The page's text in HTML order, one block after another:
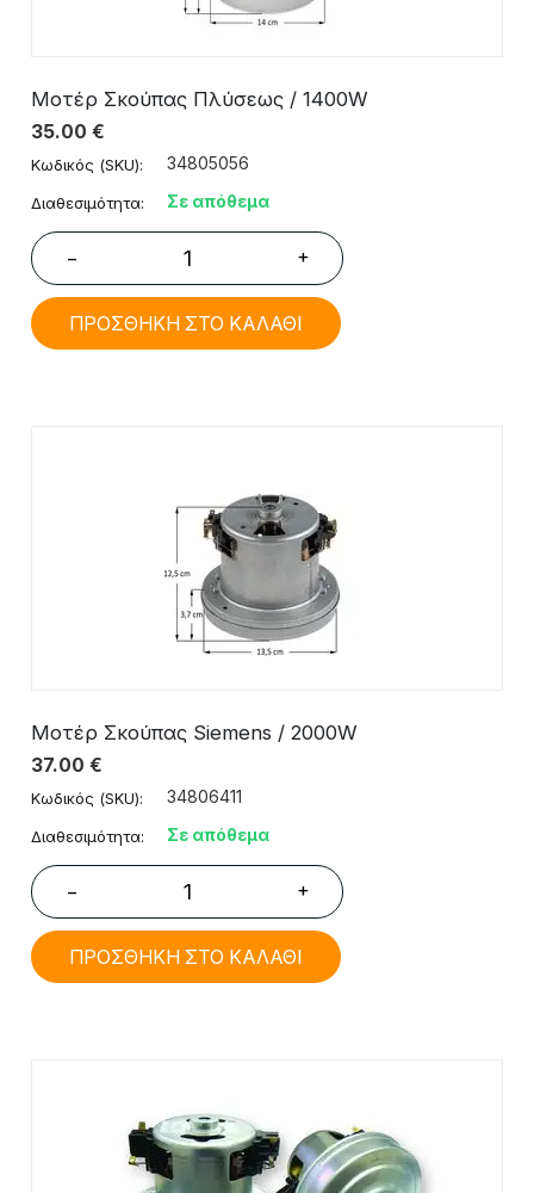
Μοτέρ Σκούπας Πλύσεως / 1400W
35.00 €
Κωδικός (SKU): 34805056
Διαθεσιμότητα: Σε απόθεμα
− +
ΠΡΟΣΘΗΚΗ ΣΤΟ ΚΑΛΑΘΙ
Μοτέρ Σκούπας Siemens / 2000W
37.00 €
Κωδικός (SKU): 34806411
Διαθεσιμότητα: Σε απόθεμα
− +
ΠΡΟΣΘΗΚΗ ΣΤΟ ΚΑΛΑΘΙ